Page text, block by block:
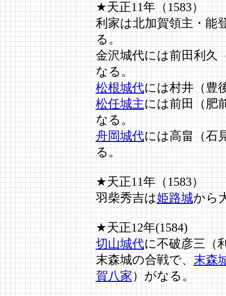
★天正11年（1583）
利家は北加賀領主・能
る。
金沢城代には前田利久
なる。
松根城代には村井（豊
松任城主には前田（肥
なる。
舟岡城代には高畠（石
る。
★天正11年（1583）
羽柴秀吉は姫路城から
★天正12年(1584)
切山城代に不破彦三（
末森城の合戦で、末森
賀八家）がなる。